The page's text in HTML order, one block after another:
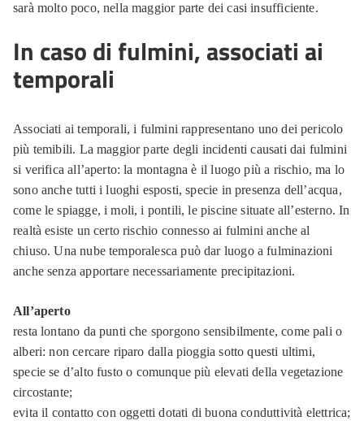
sarà molto poco, nella maggior parte dei casi insufficiente.
In caso di fulmini, associati ai
temporali
Associati ai temporali, i fulmini rappresentano uno dei pericolo
più temibili. La maggior parte degli incidenti causati dai fulmini
si verifica all’aperto: la montagna è il luogo più a rischio, ma lo
sono anche tutti i luoghi esposti, specie in presenza dell’acqua,
come le spiagge, i moli, i pontili, le piscine situate all’esterno. In
realtà esiste un certo rischio connesso ai fulmini anche al
chiuso. Una nube temporalesca può dar luogo a fulminazioni
anche senza apportare necessariamente precipitazioni.
All’aperto
resta lontano da punti che sporgono sensibilmente, come pali o
alberi: non cercare riparo dalla pioggia sotto questi ultimi,
specie se d’alto fusto o comunque più elevati della vegetazione
circostante;
evita il contatto con oggetti dotati di buona conduttività elettrica;